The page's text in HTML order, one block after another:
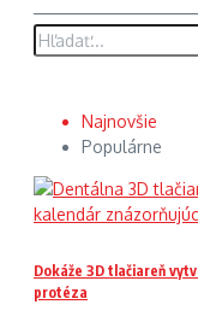
Hľadať:
Najnovšie
Populárne
Dokáže 3D tlačiareň
protéza